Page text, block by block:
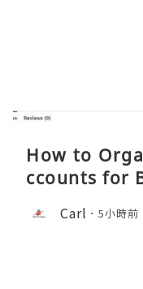
How to
ccounts for
Carl 5小時前